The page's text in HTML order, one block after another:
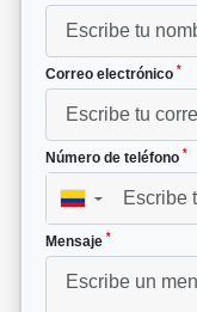
Correo electrónico *
Número de teléfono *
▼
Mensaje *